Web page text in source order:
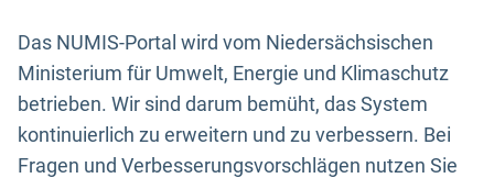
Das NUMIS-Portal wird vom Niedersächsischen
Ministerium für Umwelt, Energie und Klimaschutz
betrieben. Wir sind darum bemüht, das System
kontinuierlich zu erweitern und zu verbessern. Bei
Fragen und Verbesserungsvorschlägen nutzen Sie